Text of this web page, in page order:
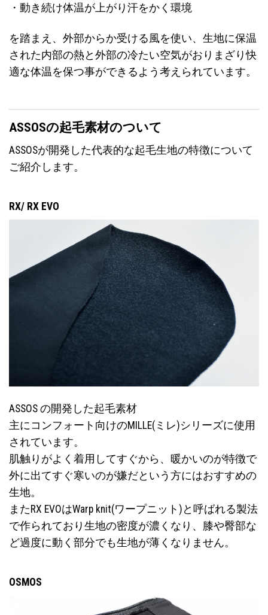
・動き続け体温が上がり汗をかく環境
を踏まえ、外部からか受ける風を使い、生地に保温
された内部の熱と外部の冷たい空気がおりまざり快
適な体温を保つ事ができるよう考えられています。
ASSOSの起毛素材のついて
ASSOSが開発した代表的な起毛生地の特徴について
ご紹介します。
RX/ RX EVO
ASSOS の開発した起毛素材
主にコンフォート向けのMILLE(ミレ)シリーズに使用
されています。
肌触りがよく着用してすぐから、暖かいのが特徴で
外に出てすぐ寒いのが嫌だという方にはおすすめの
生地。
またRX EVOはWarp knit(ワープニット)と呼ばれる製法
で作られており生地の密度が濃くなり、膝や臀部な
ど過度に動く部分でも生地が薄くなりません。
OSMOS